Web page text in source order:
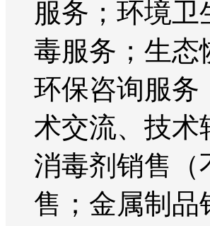
服务；环境
毒服务；生态
环保咨询服务
术交流、技术
消毒剂销售（
售；金属制品